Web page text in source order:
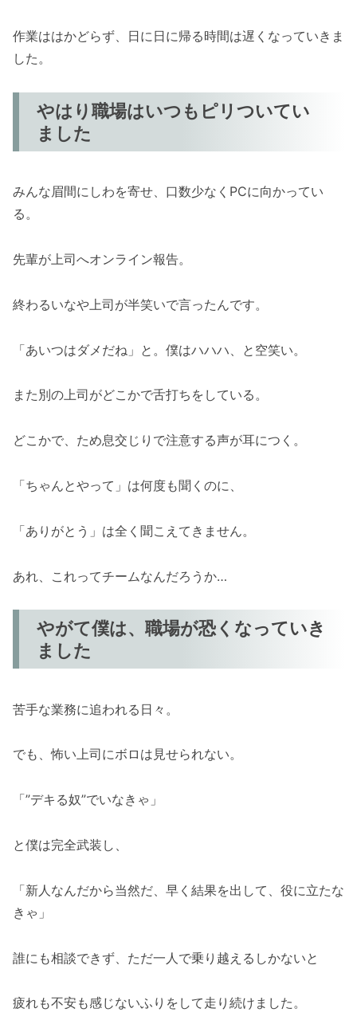
作業ははかどらず、日に日に帰る時間は遅くなっていきま
した。
やはり職場はいつもピリついてい
ました
みんな眉間にしわを寄せ、口数少なくPCに向かってい
る。
先輩が上司へオンライン報告。
終わるいなや上司が半笑いで言ったんです。
「あいつはダメだね」と。僕はハハハ、と空笑い。
また別の上司がどこかで舌打ちをしている。
どこかで、ため息交じりで注意する声が耳につく。
「ちゃんとやって」は何度も聞くのに、
「ありがとう」は全く聞こえてきません。
あれ、これってチームなんだろうか…
やがて僕は、職場が恐くなっていき
ました
苦手な業務に追われる日々。
でも、怖い上司にボロは見せられない。
「”デキる奴”でいなきゃ」
と僕は完全武装し、
「新人なんだから当然だ、早く結果を出して、役に立たな
きゃ」
誰にも相談できず、ただ一人で乗り越えるしかないと
疲れも不安も感じないふりをして走り続けました。